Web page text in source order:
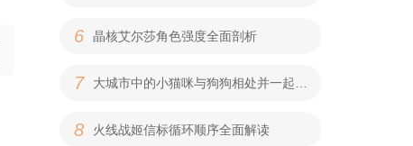
6 晶核艾尔莎角色强度全面剖析
7
8 火线战姬信标循环顺序全面解读